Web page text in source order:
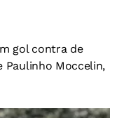
gol contra de
Paulinho Moccelin,